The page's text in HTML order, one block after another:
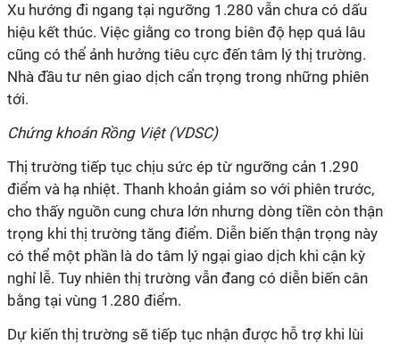
Xu hướng đi ngang tại ngưỡng 1.280 vẫn chưa có dấu
hiệu kết thúc. Việc giằng co trong biên độ hẹp quá lâu
cũng có thể ảnh hưởng tiêu cực đến tâm lý thị trường.
Nhà đầu tư nên giao dịch cẩn trọng trong những phiên
tới.
Chứng khoán Rồng Việt (VDSC)
Thị trường tiếp tục chịu sức ép từ ngưỡng cản 1.290
điểm và hạ nhiệt. Thanh khoản giảm so với phiên trước,
cho thấy nguồn cung chưa lớn nhưng dòng tiền còn thận
trọng khi thị trường tăng điểm. Diễn biến thận trọng này
có thể một phần là do tâm lý ngại giao dịch khi cận kỳ
nghỉ lễ. Tuy nhiên thị trường vẫn đang có diễn biến cân
bằng tại vùng 1.280 điểm.
Dự kiến thị trường sẽ tiếp tục nhận được hỗ trợ khi lùi